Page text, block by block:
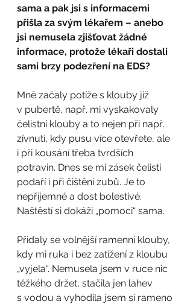
sama a pak jsi s informacemi
přišla za svým lékařem – anebo
jsi nemusela zjišťovat žádné
informace, protože lékaři dostali
sami brzy podezření na EDS?
Mně začaly potíže s klouby již
v pubertě, např. mi vyskakovaly
čelistní klouby a to nejen při např.
zívnutí, kdy pusu více otevřete, ale
i při kousání třeba tvrdších
potravin. Dnes se mi zásek čelisti
podaří i při čištění zubů. Je to
nepříjemné a dost bolestivé.
Naštěstí si dokáži „pomoci“ sama.
Přidaly se volnější ramenní klouby,
kdy mi ruka i bez zatížení z kloubu
„vyjela“. Nemusela jsem v ruce nic
těžkého držet, stačila jen lahev
s vodou a vyhodila jsem si rameno